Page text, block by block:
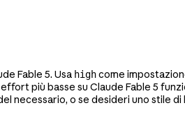
Fable 5. Usa highcome
più basse su Claude Fable 5
necessario, o se desideri uno stile